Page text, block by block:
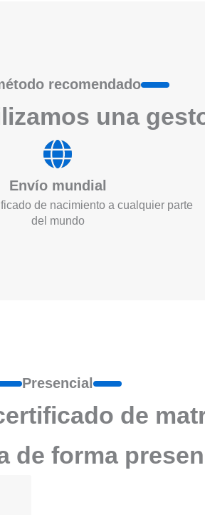
recomendado
una
Envío mundial
de nacimiento a cualquier parte
del mundo
Presencial
de
de forma